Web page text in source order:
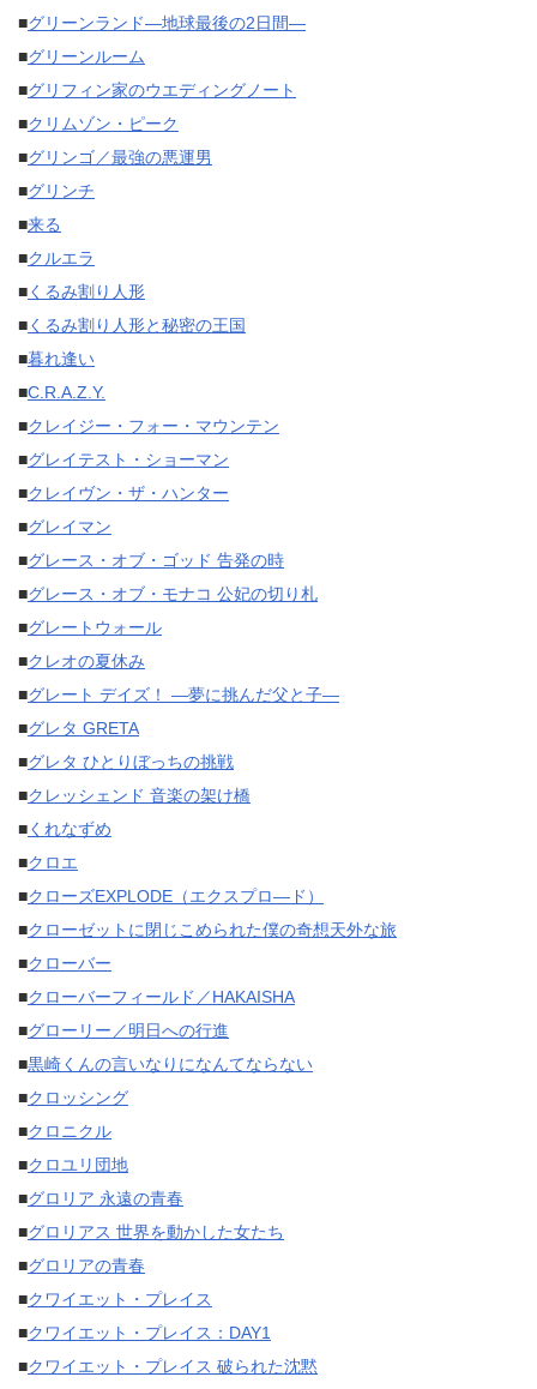
■グリーンランド―地球最後の2日間―
■グリーンルーム
■グリフィン家のウエディングノート
■クリムゾン・ピーク
■グリンゴ／最強の悪運男
■グリンチ
■来る
■クルエラ
■くるみ割り人形
■くるみ割り人形と秘密の王国
■暮れ逢い
■C.R.A.Z.Y.
■クレイジー・フォー・マウンテン
■グレイテスト・ショーマン
■クレイヴン・ザ・ハンター
■グレイマン
■グレース・オブ・ゴッド 告発の時
■グレース・オブ・モナコ 公妃の切り札
■グレートウォール
■クレオの夏休み
■グレート デイズ！ —夢に挑んだ父と子—
■グレタ GRETA
■グレタ ひとりぼっちの挑戦
■クレッシェンド 音楽の架け橋
■くれなずめ
■クロエ
■クローズEXPLODE（エクスプロ—ド）
■クローゼットに閉じこめられた僕の奇想天外な旅
■クローバー
■クローバーフィールド／HAKAISHA
■グローリー／明日への行進
■黒崎くんの言いなりになんてならない
■クロッシング
■クロニクル
■クロユリ団地
■グロリア 永遠の青春
■グロリアス 世界を動かした女たち
■グロリアの青春
■クワイエット・プレイス
■クワイエット・プレイス：DAY1
■クワイエット・プレイス 破られた沈黙